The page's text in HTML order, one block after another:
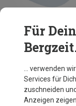
58-60CM
Für
… verwenden
Services für
zuschneiden
Anzeigen